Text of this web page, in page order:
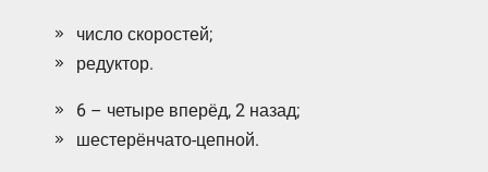
число скоростей;
редуктор.
6 – четыре вперёд, 2 назад;
шестерёнчато-цепной.